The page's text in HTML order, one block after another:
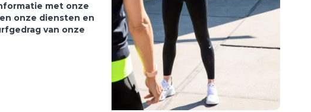
met onze
onze diensten en
van onze